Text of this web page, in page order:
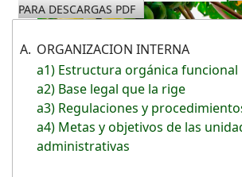
PARA DESCARGAS PDF
A. ORGANIZACION INTERNA
a1) Estructura orgánica funcional
a2) Base legal que la rige
a3) Regulaciones y
a4) Metas y objetivos de las
administrativas